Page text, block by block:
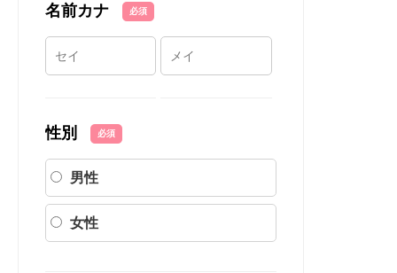
名前カナ 必須
性別 必須
男性
女性